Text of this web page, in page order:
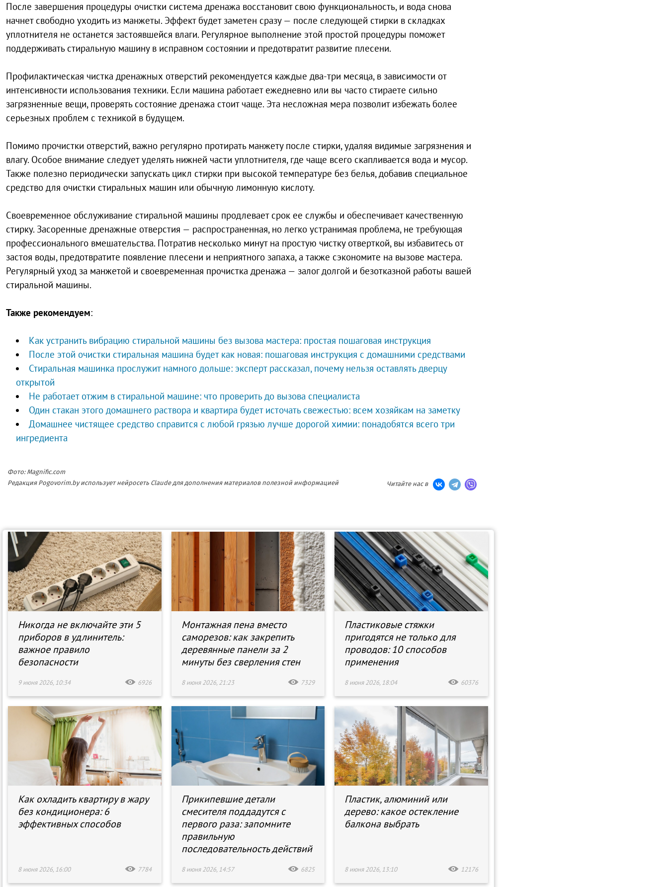
После завершения процедуры очистки система дренажа восстановит свою функциональность, и вода снова
начнет свободно уходить из манжеты. Эффект будет заметен сразу — после следующей стирки в складках
уплотнителя не останется застоявшейся влаги. Регулярное выполнение этой простой процедуры поможет
поддерживать стиральную машину в исправном состоянии и предотвратит развитие плесени.
Профилактическая чистка дренажных отверстий рекомендуется каждые два-три месяца, в зависимости от
интенсивности использования техники. Если машина работает ежедневно или вы часто стираете сильно
загрязненные вещи, проверять состояние дренажа стоит чаще. Эта несложная мера позволит избежать более
серьезных проблем с техникой в будущем.
Помимо прочистки отверстий, важно регулярно протирать манжету после стирки, удаляя видимые загрязнения и
влагу. Особое внимание следует уделять нижней части уплотнителя, где чаще всего скапливается вода и мусор.
Также полезно периодически запускать цикл стирки при высокой температуре без белья, добавив специальное
средство для очистки стиральных машин или обычную лимонную кислоту.
Своевременное обслуживание стиральной машины продлевает срок ее службы и обеспечивает качественную
стирку. Засоренные дренажные отверстия — распространенная, но легко устранимая проблема, не требующая
профессионального вмешательства. Потратив несколько минут на простую чистку отверткой, вы избавитесь от
застоя воды, предотвратите появление плесени и неприятного запаха, а также сэкономите на вызове мастера.
Регулярный уход за манжетой и своевременная прочистка дренажа — залог долгой и безотказной работы вашей
стиральной машины.
Также рекомендуем:
Как устранить вибрацию стиральной машины без вызова мастера: простая пошаговая инструкция
После этой очистки стиральная машина будет как новая: пошаговая инструкция с домашними средствами
Стиральная машинка прослужит намного дольше: эксперт рассказал, почему нельзя оставлять дверцу
открытой
Не работает отжим в стиральной машине: что проверить до вызова специалиста
Один стакан этого домашнего раствора и квартира будет источать свежестью: всем хозяйкам на заметку
Домашнее чистящее средство справится с любой грязью лучше дорогой химии: понадобятся всего три
ингредиента
Фото: Magnific.com
Редакция Pogovorim.by использует нейросеть Claude для дополнения материалов полезной информацией
Читайте нас в
Никогда не включайте эти 5
приборов в удлинитель:
важное правило
безопасности
9 июня 2026, 10:34 6926
Монтажная пена вместо
саморезов: как закрепить
деревянные панели за 2
минуты без сверления стен
8 июня 2026, 21:23 7329
Пластиковые стяжки
пригодятся не только для
проводов: 10 способов
применения
8 июня 2026, 18:04 60376
Как охладить квартиру в жару
без кондиционера: 6
эффективных способов
8 июня 2026, 16:00 7784
Прикипевшие детали
смесителя поддадутся с
первого раза: запомните
правильную
последовательность действий
8 июня 2026, 14:57 6825
Пластик, алюминий или
дерево: какое остекление
балкона выбрать
8 июня 2026, 13:10 12176